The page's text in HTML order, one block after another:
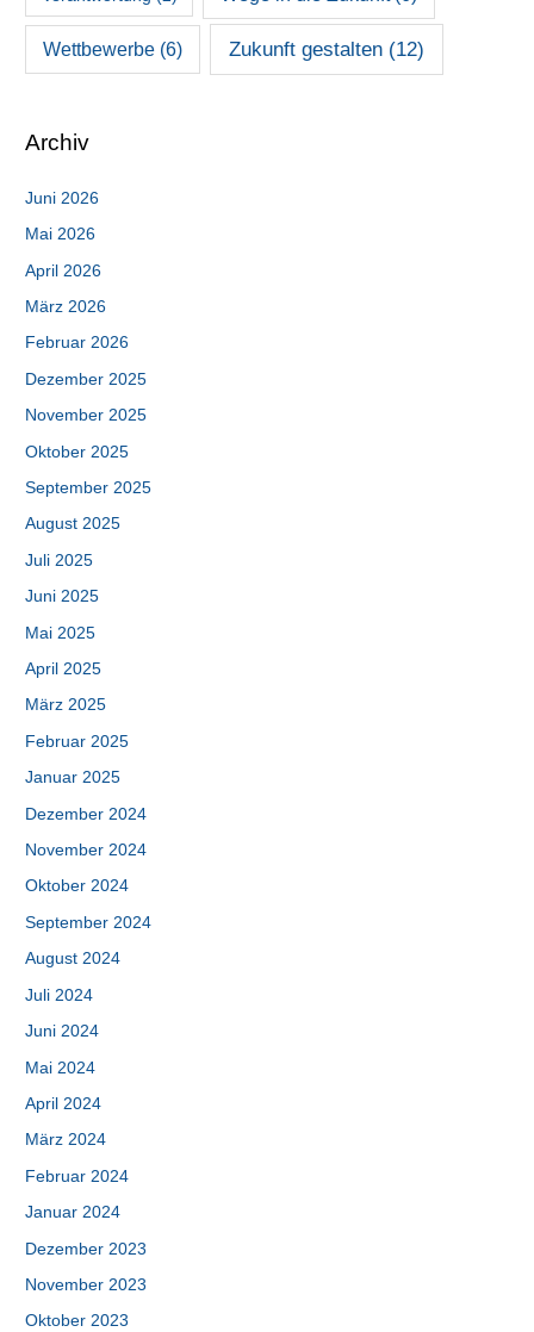
Wettbewerbe (6) Zukunft gestalten (12)
Archiv
Juni 2026
Mai 2026
April 2026
März 2026
Februar 2026
Dezember 2025
November 2025
Oktober 2025
September 2025
August 2025
Juli 2025
Juni 2025
Mai 2025
April 2025
März 2025
Februar 2025
Januar 2025
Dezember 2024
November 2024
Oktober 2024
September 2024
August 2024
Juli 2024
Juni 2024
Mai 2024
April 2024
März 2024
Februar 2024
Januar 2024
Dezember 2023
November 2023
Oktober 2023